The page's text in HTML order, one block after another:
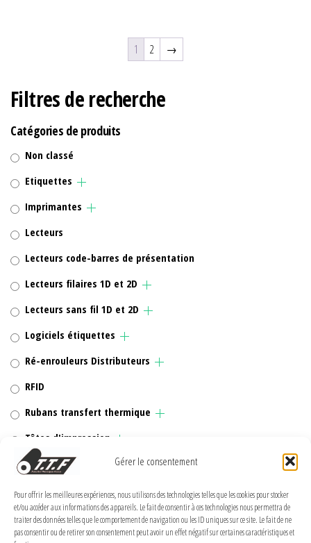
Gérer le consentement
Pour offrir les meilleures expériences, nous utilisons des technologies telles que les cookies pour stocker
et/ou accéder aux informations des appareils. Le fait de consentir à ces technologies nous permettra de
traiter des données telles que le comportement de navigation ou les ID uniques sur ce site. Le fait de ne
pas consentir ou de retirer son consentement peut avoir un effet négatif sur certaines caractéristiques et
1 2 →
Filtres de recherche
Catégories de produits
Non classé
Etiquettes
Imprimantes
Lecteurs
Lecteurs code-barres de présentation
Lecteurs filaires 1D et 2D
Lecteurs sans fil 1D et 2D
Logiciels étiquettes
Ré-enrouleurs Distributeurs
RFID
Rubans transfert thermique
Têtes d'impression
MENTIONS LÉGALES